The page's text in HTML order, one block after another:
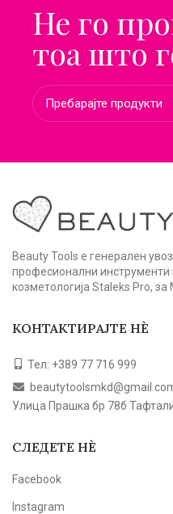
Не го
тоа што
Beauty Tools е генерален
професионални инструменти
козметологија Staleks Pro, за
КОНТАКТИРАЈТЕ НЀ
Тел: +389 77 716 999
Улица Прашка бр 78б
СЛЕДЕТЕ НЀ
Facebook
Instagram